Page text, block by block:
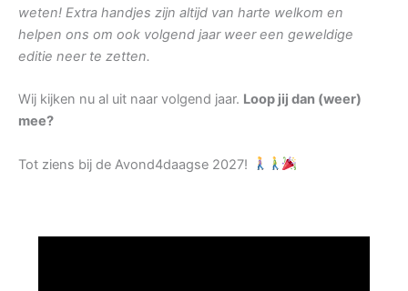
weten! Extra handjes zijn altijd van harte welkom en
helpen ons om ook volgend jaar weer een geweldige
editie neer te zetten.
Wij kijken nu al uit naar volgend jaar. Loop jij dan (weer)
mee?
Tot ziens bij de Avond4daagse 2027!